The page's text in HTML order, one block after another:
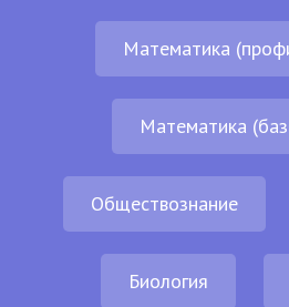
Математика
Математика
Обществознание
Биология